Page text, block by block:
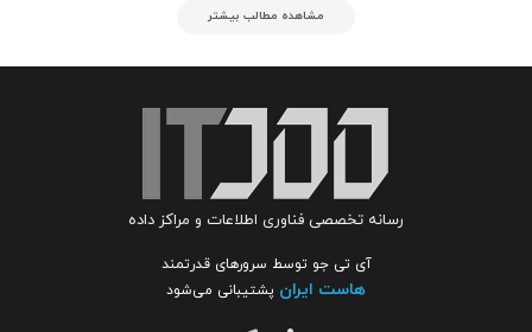
مشاهده مطالب بیشتر
رسانه تخصصی فناوری اطلاعات و مراکز داده
آی تی جو توسط سرورهای قدرتمند
هاست ایران پشتیبانی می‌شود